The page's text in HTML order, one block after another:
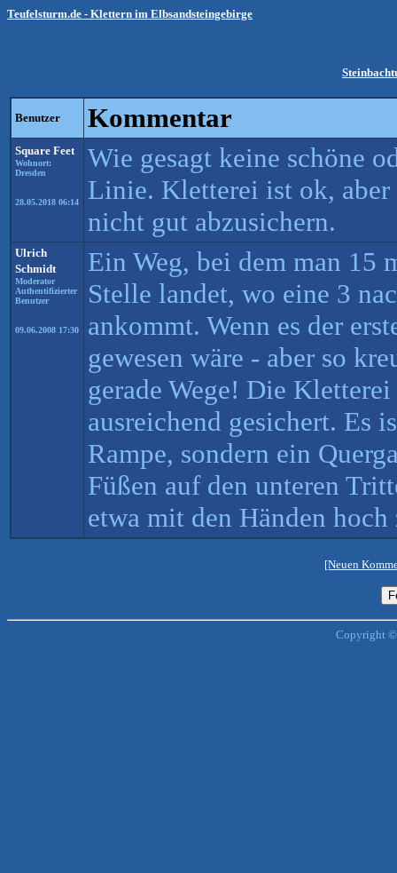
Teufelsturm.de - Klettern im Elbsandsteingebirge
Benutzer Kommentar
Square Feet
Wohnort:
Dresden
28.05.2018 06:14
Wie gesagt keine schöne
Linie. Kletterei ist ok, aber
nicht gut abzusichern.
Ulrich
Schmidt
Moderator
Authentifizierter
Benutzer
09.06.2008 17:30
Ein Weg, bei dem man 15
Stelle landet, wo eine 3
ankommt. Wenn es der
gewesen wäre - aber so
gerade Wege! Die
ausreichend gesichert. Es
Rampe, sondern ein
Füßen auf den unteren
etwa mit den Händen
[Neuen
Copyright ©